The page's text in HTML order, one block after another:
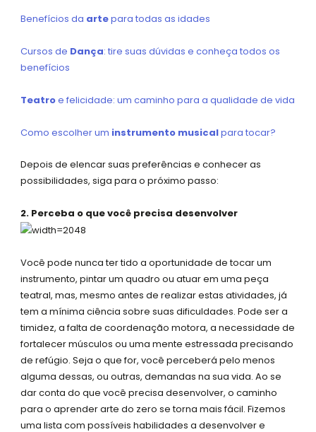
Benefícios da artepara todas as idades
Cursos de Dança: tire suas dúvidas e conheça todos os
benefícios
Teatroe felicidade: um caminho para a qualidade de vida
Como escolher um instrumento musicalpara tocar?
Depois de elencar suas preferências e conhecer as
possibilidades, siga para o próximo passo:
2. Perceba o que você precisa desenvolver
Você pode nunca ter tido a oportunidade de tocar um
instrumento, pintar um quadro ou atuar em uma peça
teatral, mas, mesmo antes de realizar estas atividades, já
tem a mínima ciência sobre suas dificuldades. Pode ser a
timidez, a falta de coordenação motora, a necessidade de
fortalecer músculos ou uma mente estressada precisando
de refúgio. Seja o que for, você perceberá pelo menos
alguma dessas, ou outras, demandas na sua vida. Ao se
dar conta do que você precisa desenvolver, o caminho
para o aprender arte do zero se torna mais fácil. Fizemos
uma lista com possíveis habilidades a desenvolver e